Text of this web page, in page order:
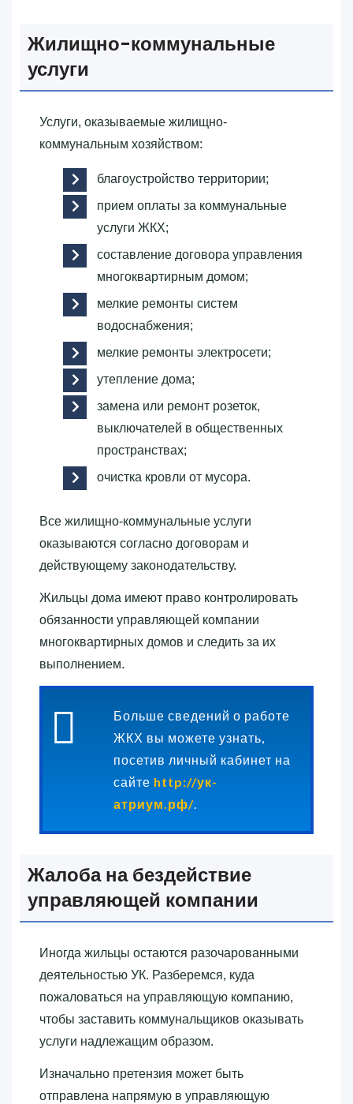
Жилищно-коммунальные
услуги
Услуги, оказываемые жилищно-
коммунальным хозяйством:
благоустройство территории;
прием оплаты за коммунальные
услуги ЖКХ;
составление договора управления
многоквартирным домом;
мелкие ремонты систем
водоснабжения;
мелкие ремонты электросети;
утепление дома;
замена или ремонт розеток,
выключателей в общественных
пространствах;
очистка кровли от мусора.
Все жилищно-коммунальные услуги
оказываются согласно договорам и
действующему законодательству.
Жильцы дома имеют право контролировать
обязанности управляющей компании
многоквартирных домов и следить за их
выполнением.
Больше сведений о работе
ЖКХ вы можете узнать,
посетив личный кабинет на
сайте http://ук-
атриум.рф/.
Жалоба на бездействие
управляющей компании
Иногда жильцы остаются разочарованными
деятельностью УК. Разберемся, куда
пожаловаться на управляющую компанию,
чтобы заставить коммунальщиков оказывать
услуги надлежащим образом.
Изначально претензия может быть
отправлена напрямую в управляющую